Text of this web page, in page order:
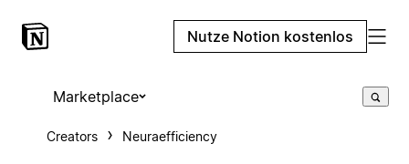
Nutze Notion kostenlos
Marketplace
Creators Neuraefficiency